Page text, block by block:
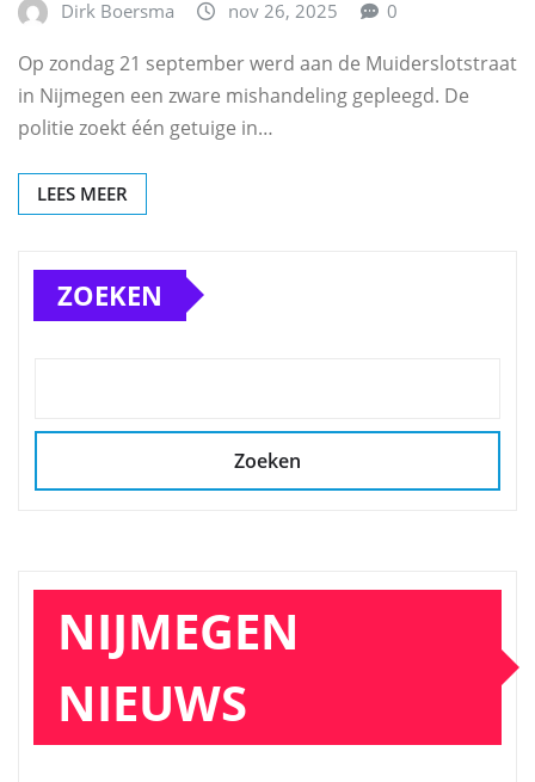
Dirk Boersma nov 26, 2025 0
Op zondag 21 september werd aan de Muiderslotstraat
in Nijmegen een zware mishandeling gepleegd. De
politie zoekt één getuige in…
LEES MEER
ZOEKEN
Zoeken
NIJMEGEN
NIEUWS